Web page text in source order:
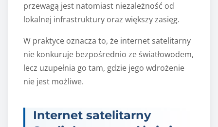
przewagą jest natomiast niezależność od
lokalnej infrastruktury oraz większy zasięg.
W praktyce oznacza to, że internet satelitarny
nie konkuruje bezpośrednio ze światłowodem,
lecz uzupełnia go tam, gdzie jego wdrożenie
nie jest możliwe.
Internet satelitarny